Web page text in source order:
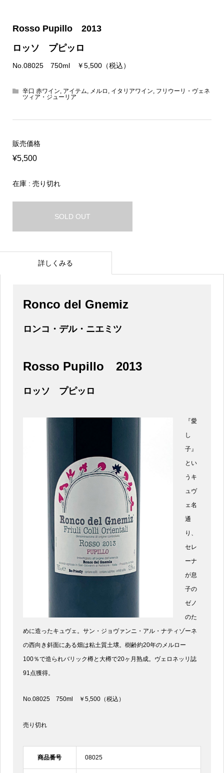
Rosso Pupillo 2013
ロッソ プピッロ
No.08025 750ml ￥5,500（税込）
辛口 赤ワイン アイテム メルロ イタリアワイン フリウーリ・ヴェネ
ツィア・ジューリア
販売価格
¥5,500
在庫 : 売り切れ
SOLD OUT
詳しくみる
Ronco del Gnemiz
ロンコ・デル・ニエミツ
Rosso Pupillo 2013
ロッソ プピッロ
『愛
し
子』
とい
うキ
ュヴ
ェ名
通
り、
セレ
ーナ
が息
子の
ゼノ
のた
めに造ったキュヴェ。サン・ジョヴァンニ・アル・ナティゾーネ
の西向き斜面にある畑は粘土質土壌。樹齢約20年のメルロー
100％で造られバリック樽と大樽で20ヶ月熟成。ヴェロネッリ誌
91点獲得。
No.08025 750ml ￥5,500（税込）
売り切れ
商品番号 08025